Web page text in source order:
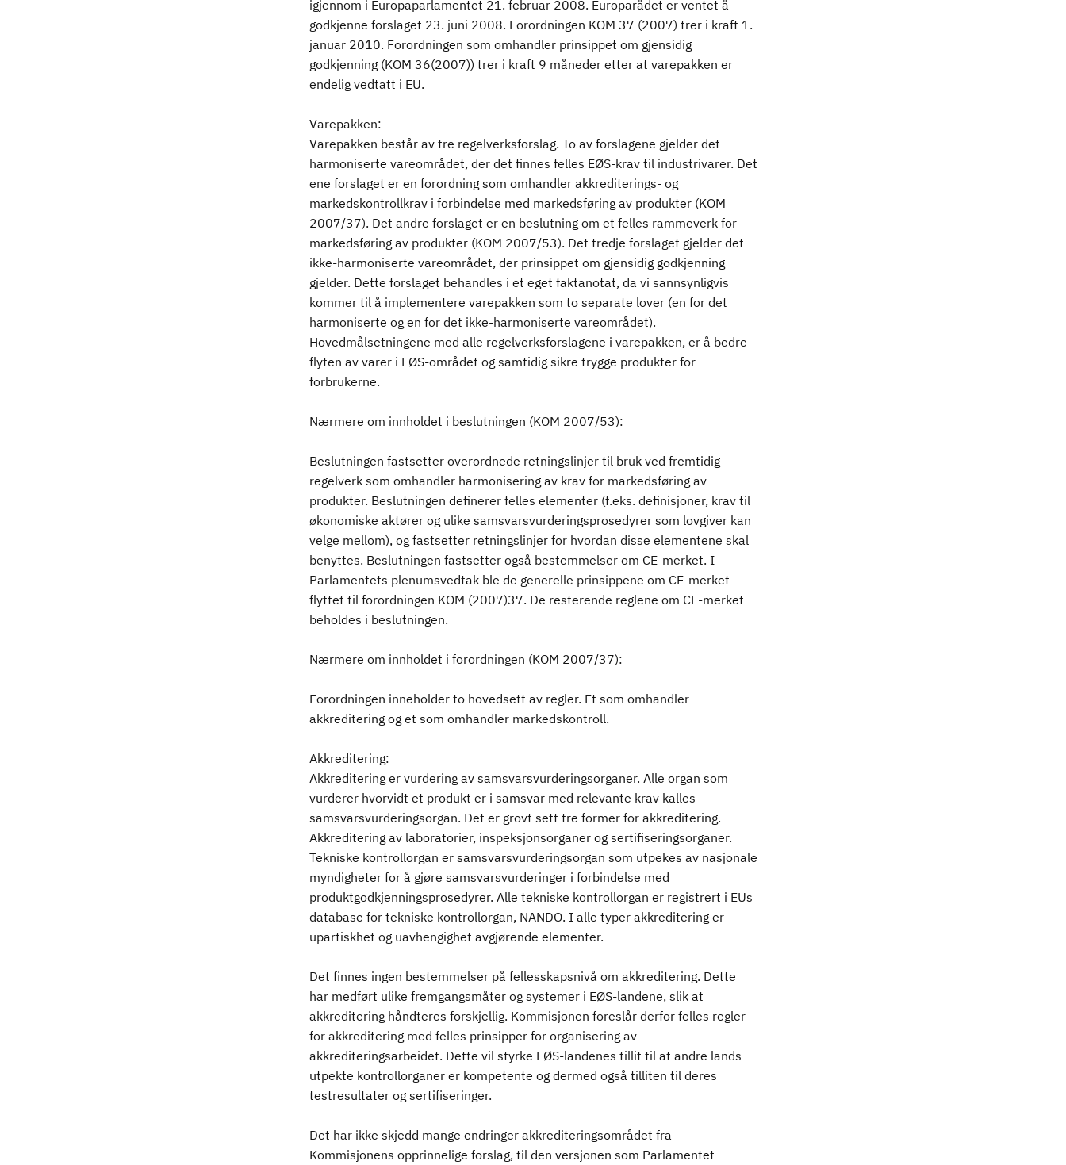
igjennom i Europaparlamentet 21. februar 2008. Europarådet er ventet å
godkjenne forslaget 23. juni 2008. Forordningen KOM 37 (2007) trer i kraft 1.
januar 2010. Forordningen som omhandler prinsippet om gjensidig
godkjenning (KOM 36(2007)) trer i kraft 9 måneder etter at varepakken er
endelig vedtatt i EU.
Varepakken:
Varepakken består av tre regelverksforslag. To av forslagene gjelder det
harmoniserte vareområdet, der det finnes felles EØS-krav til industrivarer. Det
ene forslaget er en forordning som omhandler akkrediterings- og
markedskontrollkrav i forbindelse med markedsføring av produkter (KOM
2007/37). Det andre forslaget er en beslutning om et felles rammeverk for
markedsføring av produkter (KOM 2007/53). Det tredje forslaget gjelder det
ikke-harmoniserte vareområdet, der prinsippet om gjensidig godkjenning
gjelder. Dette forslaget behandles i et eget faktanotat, da vi sannsynligvis
kommer til å implementere varepakken som to separate lover (en for det
harmoniserte og en for det ikke-harmoniserte vareområdet).
Hovedmålsetningene med alle regelverksforslagene i varepakken, er å bedre
flyten av varer i EØS-området og samtidig sikre trygge produkter for
forbrukerne.
Nærmere om innholdet i beslutningen (KOM 2007/53):
Beslutningen fastsetter overordnede retningslinjer til bruk ved fremtidig
regelverk som omhandler harmonisering av krav for markedsføring av
produkter. Beslutningen definerer felles elementer (f.eks. definisjoner, krav til
økonomiske aktører og ulike samsvarsvurderingsprosedyrer som lovgiver kan
velge mellom), og fastsetter retningslinjer for hvordan disse elementene skal
benyttes. Beslutningen fastsetter også bestemmelser om CE-merket. I
Parlamentets plenumsvedtak ble de generelle prinsippene om CE-merket
flyttet til forordningen KOM (2007)37. De resterende reglene om CE-merket
beholdes i beslutningen.
Nærmere om innholdet i forordningen (KOM 2007/37):
Forordningen inneholder to hovedsett av regler. Et som omhandler
akkreditering og et som omhandler markedskontroll.
Akkreditering:
Akkreditering er vurdering av samsvarsvurderingsorganer. Alle organ som
vurderer hvorvidt et produkt er i samsvar med relevante krav kalles
samsvarsvurderingsorgan. Det er grovt sett tre former for akkreditering.
Akkreditering av laboratorier, inspeksjonsorganer og sertifiseringsorganer.
Tekniske kontrollorgan er samsvarsvurderingsorgan som utpekes av nasjonale
myndigheter for å gjøre samsvarsvurderinger i forbindelse med
produktgodkjenningsprosedyrer. Alle tekniske kontrollorgan er registrert i EUs
database for tekniske kontrollorgan, NANDO. I alle typer akkreditering er
upartiskhet og uavhengighet avgjørende elementer.
Det finnes ingen bestemmelser på fellesskapsnivå om akkreditering. Dette
har medført ulike fremgangsmåter og systemer i EØS-landene, slik at
akkreditering håndteres forskjellig. Kommisjonen foreslår derfor felles regler
for akkreditering med felles prinsipper for organisering av
akkrediteringsarbeidet. Dette vil styrke EØS-landenes tillit til at andre lands
utpekte kontrollorganer er kompetente og dermed også tilliten til deres
testresultater og sertifiseringer.
Det har ikke skjedd mange endringer akkrediteringsområdet fra
Kommisjonens opprinnelige forslag, til den versjonen som Parlamentet